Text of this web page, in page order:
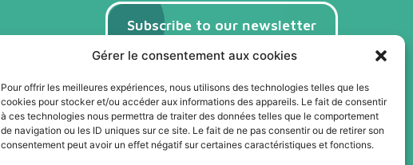
Gérer le consentement aux cookies
Pour offrir les meilleures expériences, nous utilisons des technologies telles que les
cookies pour stocker et/ou accéder aux informations des appareils. Le fait de consentir
à ces technologies nous permettra de traiter des données telles que le comportement
de navigation ou les ID uniques sur ce site. Le fait de ne pas consentir ou de retirer son
consentement peut avoir un effet négatif sur certaines caractéristiques et fonctions.
Subscribe to our newsletter
Subscribe